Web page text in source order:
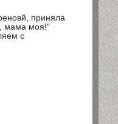
приняла
мама моя!"
с